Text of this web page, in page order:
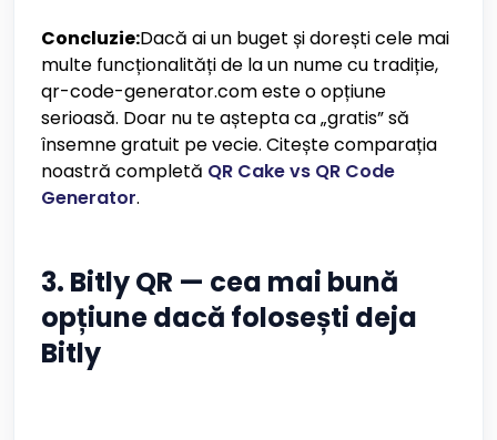
Concluzie:Dacă ai un buget și dorești cele mai
multe funcționalități de la un nume cu tradiție,
qr-code-generator.com este o opțiune
serioasă. Doar nu te aștepta ca „gratis” să
însemne gratuit pe vecie. Citește comparația
noastră completă QR Cake vs QR Code
Generator.
3. Bitly QR — cea mai bună
opțiune dacă folosești deja
Bitly